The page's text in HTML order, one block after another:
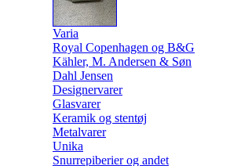
Varia
Royal Copenhagen og B&G
Kähler, M. Andersen & Søn
Dahl Jensen
Designervarer
Glasvarer
Keramik og stentøj
Metalvarer
Unika
Snurrepiberier og andet